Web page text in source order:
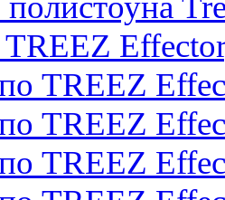
TREEZ
TREEZ
TREEZ